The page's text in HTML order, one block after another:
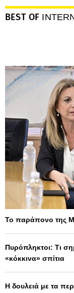
BEST OF
Το παράπονο της
Πυρόπληκτοι: Τι
«κόκκινα» σπίτια
Η δουλειά με τα